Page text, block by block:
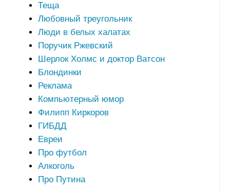
Теща
Любовный треугольник
Люди в белых халатах
Поручик Ржевский
Шерлок Холмс и доктор Ватсон
Блондинки
Реклама
Компьютерный юмор
Филипп Киркоров
ГИБДД
Евреи
Про футбол
Алкоголь
Про Путина